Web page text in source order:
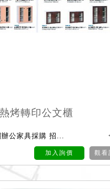
烤轉印公文櫃
公家具採購 招...
觀看
加入詢價